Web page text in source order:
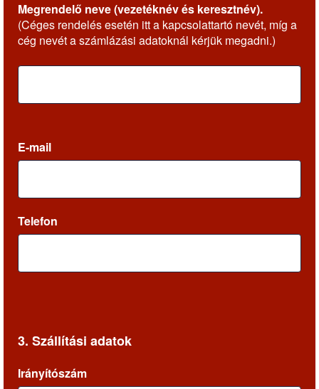
Megrendelő neve (vezetéknév és keresztnév).
(Céges rendelés esetén itt a kapcsolattartó nevét, míg a
cég nevét a számlázási adatoknál kérjük megadni.)
E-mail
Telefon
3. Szállítási adatok
Irányítószám